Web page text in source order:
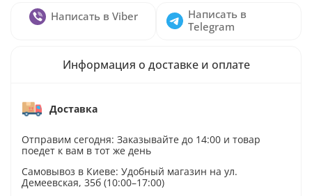
Написать в Viber
Написать в
Telegram
Информация о доставке и оплате
Доставка
Отправим сегодня: Заказывайте до 14:00 и товар
поедет к вам в тот же день
Самовывоз в Киеве: Удобный магазин на ул.
Демеевская, 35б (10:00–17:00)